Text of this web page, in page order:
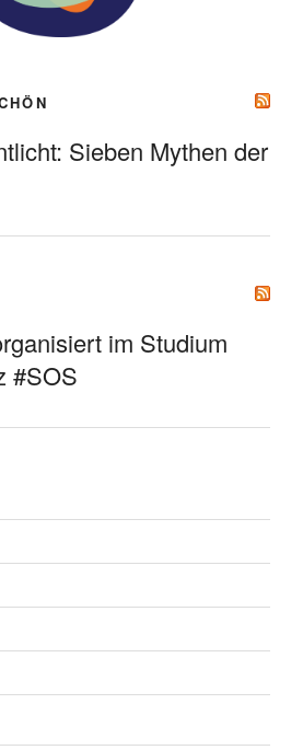
Sieben Mythen der
im Studium
#SOS